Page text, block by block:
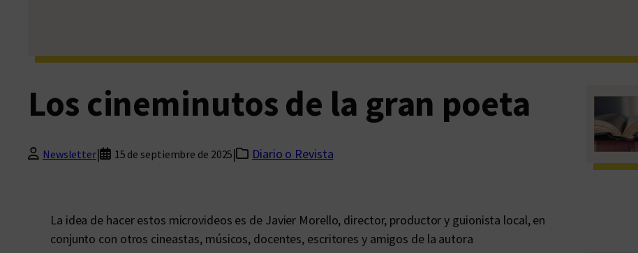
Los cineminutos de la gran poeta
Newsletter| 15 de septiembre de 2025| Diario o Revista
La idea de hacer estos microvideos es de Javier Morello, director, productor y guionista local, en
conjunto con otros cineastas, músicos, docentes, escritores y amigos de la autora